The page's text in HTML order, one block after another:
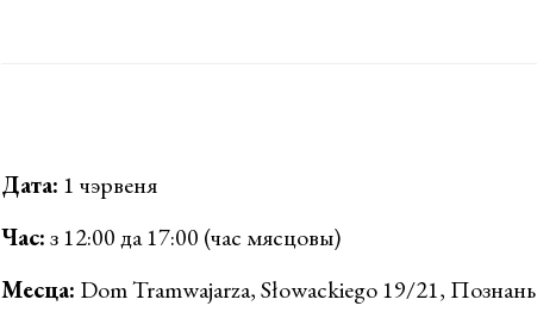
Дата: 1 чэрвеня
Час:з 12:00 да 17:00 (час мясцовы)
Месца: Dom Tramwajarza, Słowackiego 19/21, Познань